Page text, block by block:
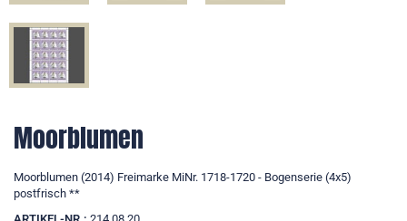
Moorblumen
Moorblumen (2014) Freimarke MiNr. 1718-1720 - Bogenserie (4x5)
postfrisch **